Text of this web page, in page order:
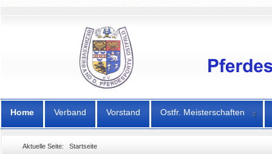
Home Verband Vorstand Ostfr. Meisterschaften
Aktuelle Seite: Startseite